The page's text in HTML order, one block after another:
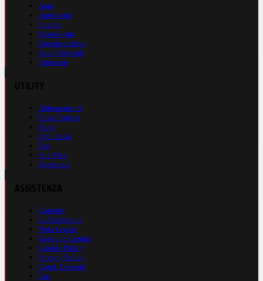
Auto
Autosprint
Inmoto
Motosprint
Guerinsportivo
Sport Network
Fantacup
Abbonamenti
Prima Pagina
Store
Pubblicità
Rss
Site Map
Registrati
Contatti
La Redazione
Nota Legale
Gestione Cookie
Cookie Policy
Privacy Policy
Cond. Generali
Faq